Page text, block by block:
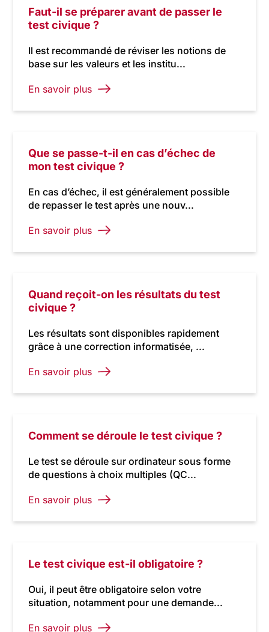
Faut-il se préparer avant de passer le
test civique ?
Il est recommandé de réviser les notions de
base sur les valeurs et les institu...
En savoir plus
Que se passe-t-il en cas d’échec de
mon test civique ?
En cas d’échec, il est généralement possible
de repasser le test après une nouv...
En savoir plus
Quand reçoit-on les résultats du test
civique ?
Les résultats sont disponibles rapidement
grâce à une correction informatisée, ...
En savoir plus
Comment se déroule le test civique ?
Le test se déroule sur ordinateur sous forme
de questions à choix multiples (QC...
En savoir plus
Le test civique est-il obligatoire ?
Oui, il peut être obligatoire selon votre
situation, notamment pour une demande...
En savoir plus